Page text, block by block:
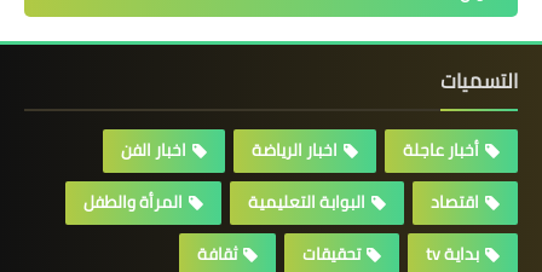
التسميات
أخبار عاجلة اخبار الرياضة
اخبار الفن
اقتصاد
البوابة التعليمية
المرأة والطفل
بداية tv
تحقيقات
ثقافة